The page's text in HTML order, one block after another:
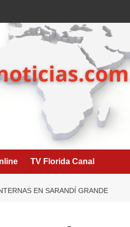
TV Florida Canal
EN SARANDÍ GRANDE